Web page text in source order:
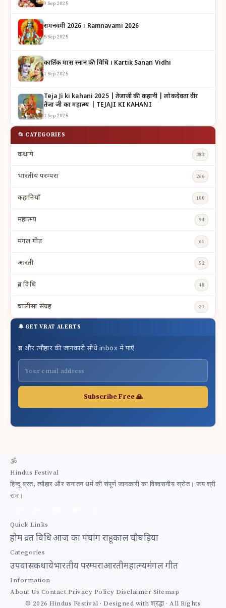
9 Sep 2025
रामनवमी 2026 । Ramnavami 2026
5 Sep 2025
कार्तिक मास स्नान की विधि । Kartik Sanan Vidhi
1 Sep 2025
Teja Ji ki kahani 2025 | तेजाजी की कहानी | लोकदेवता वीर
तेजा जी का महात्म्य | TEJAJI KI KAHANI
1 Sep 2025
📂 CATEGORIES
कथाये 383
भारतीय परम्परा 266
कहानियाँ 100
महात्म्य 94
मंगल गीत 61
आरती 52
व्रत विधि 48
चालीसा संग्रह 27
🔔 GET VRAT ALERTS
व्रत और त्यौहार की जानकारी सीधे inbox में पाएँ
Subscribe Free 🙏
🕉
Hindus Festival
हिन्दू व्रत, त्यौहार और सनातन धर्म की संपूर्ण जानकारी का विश्वसनीय स्रोत। जय श्री
राम।
Quick Links
होमव्रत विधिआज का पंचांगराहूकालचौघड़िया
Categories
उपवासकथायेभारतीय परम्पराआरतीमहात्म्यमंगल गीत
Information
About Us Contact Privacy Policy Disclaimer Sitemap
© 2026 Hindus Festival · Designed with श्रद्धा · All Rights